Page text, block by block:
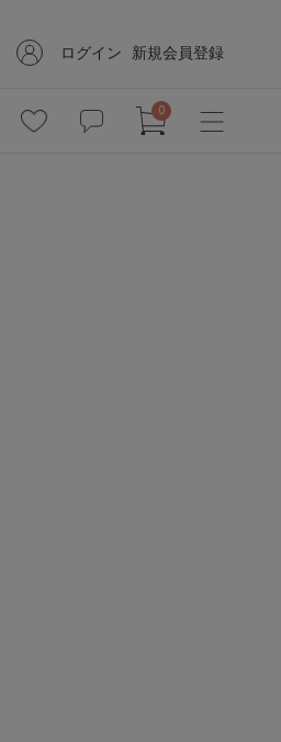
ログイン 新規会員登録
0